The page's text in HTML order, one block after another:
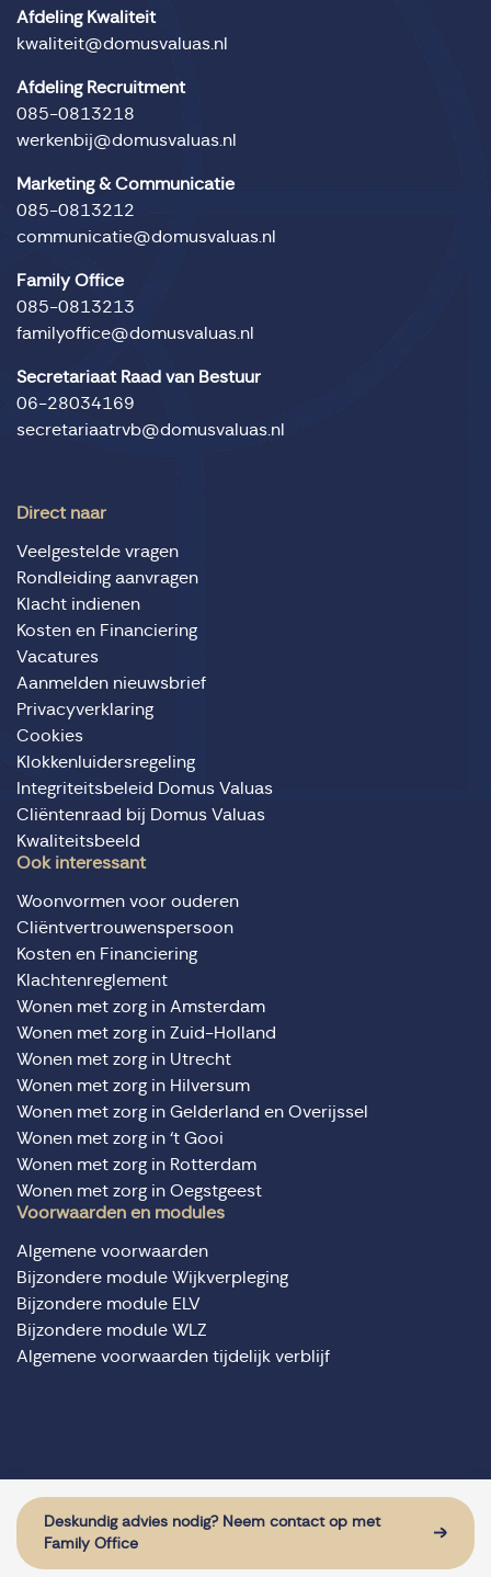
Deskundig advies nodig? Neem contact op met
Family Office
Afdeling Kwaliteit
kwaliteit@domusvaluas.nl
Afdeling Recruitment
085-0813218
werkenbij@domusvaluas.nl
Marketing & Communicatie
085-0813212
communicatie@domusvaluas.nl
Family Office
085-0813213
familyoffice@domusvaluas.nl
Secretariaat Raad van Bestuur
06-28034169
secretariaatrvb@domusvaluas.nl
Direct naar
Veelgestelde vragen
Rondleiding aanvragen
Klacht indienen
Kosten en Financiering
Vacatures
Aanmelden nieuwsbrief
Privacyverklaring
Cookies
Klokkenluidersregeling
Integriteitsbeleid Domus Valuas
Cliëntenraad bij Domus Valuas
Kwaliteitsbeeld
Ook interessant
Woonvormen voor ouderen
Cliëntvertrouwenspersoon
Kosten en Financiering
Klachtenreglement
Wonen met zorg in Amsterdam
Wonen met zorg in Zuid-Holland
Wonen met zorg in Utrecht
Wonen met zorg in Hilversum
Wonen met zorg in Gelderland en Overijssel
Wonen met zorg in ‘t Gooi
Wonen met zorg in Rotterdam
Wonen met zorg in Oegstgeest
Voorwaarden en modules
Algemene voorwaarden
Bijzondere module Wijkverpleging
Bijzondere module ELV
Bijzondere module WLZ
Algemene voorwaarden tijdelijk verblijf
Website door: Sturdy Digital